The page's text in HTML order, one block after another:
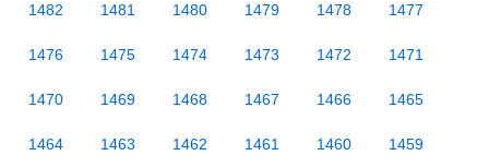
1482 1481 1480 1479 1478 1477
1476 1475 1474 1473 1472 1471
1470 1469 1468 1467 1466 1465
1464 1463 1462 1461 1460 1459